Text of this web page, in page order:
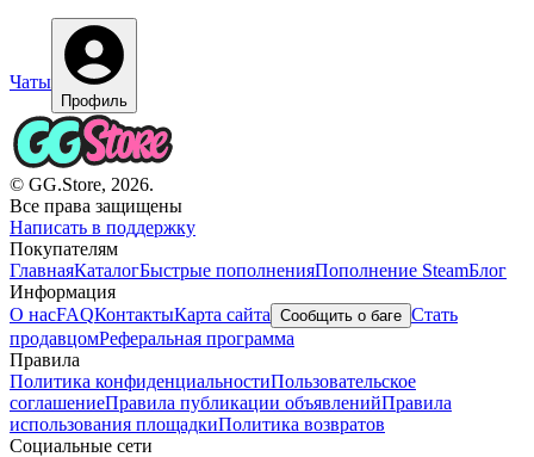
Чаты
Профиль
© GG.Store, 2026.
Все права защищены
Написать в поддержку
Покупателям
ГлавнаяКаталогБыстрые пополненияПополнение SteamБлог
Информация
О насFAQКонтактыКарта сайта Сообщить о баге Стать
продавцомРеферальная программа
Правила
Политика конфиденциальностиПользовательское
соглашениеПравила публикации объявленийПравила
использования площадкиПолитика возвратов
Социальные сети